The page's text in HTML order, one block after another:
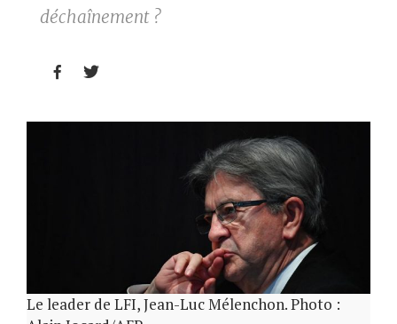
déchaînement ?
 
Le leader de LFI, Jean-Luc Mélenchon. Photo :